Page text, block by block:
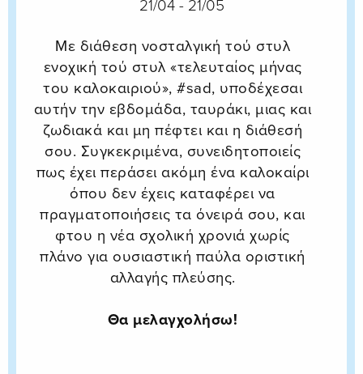
21/04 - 21/05
Με διάθεση νοσταλγική τού στυλ
ενοχική τού στυλ «τελευταίος μήνας
του καλοκαιριού», #sad, υποδέχεσαι
αυτήν την εβδομάδα, ταυράκι, μιας και
ζωδιακά και μη πέφτει και η διάθεσή
σου. Συγκεκριμένα, συνειδητοποιείς
πως έχει περάσει ακόμη ένα καλοκαίρι
όπου δεν έχεις καταφέρει να
πραγματοποιήσεις τα όνειρά σου, και
φτου η νέα σχολική χρονιά χωρίς
πλάνο για ουσιαστική παύλα οριστική
αλλαγής πλεύσης.
Θα μελαγχολήσω!